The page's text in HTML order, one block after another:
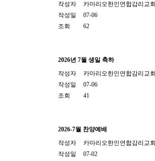
작성자
카마리오한인연합감리교회
작성일
07-06
조회
62
2026년 7월 생일 축하
작성자
카마리오한인연합감리교회
작성일
07-06
조회
41
2026-7월 찬양예배
작성자
카마리오한인연합감리교회
작성일
07-02